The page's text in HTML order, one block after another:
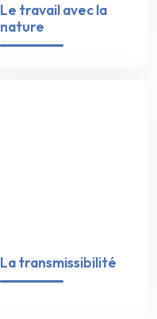
Le travail avec la
nature
La transmissibilité